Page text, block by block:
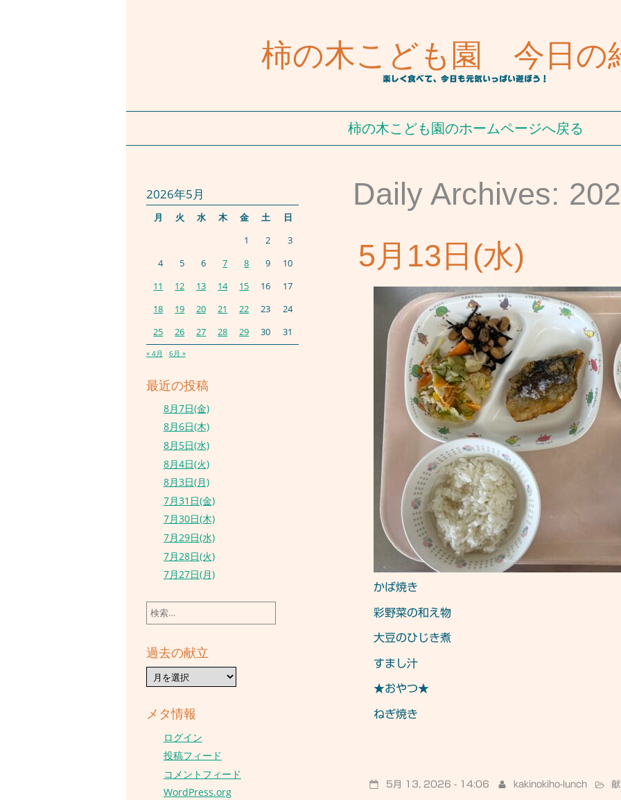
柿の木こども園 今日の
楽しく食べて、今日も元気いっぱい遊ぼう！
柿の木こども園のホームページへ戻る
Daily Archives:
5月13日(水)
かば焼き
彩野菜の和え物
大豆のひじき煮
すまし汁
★おやつ★
ねぎ焼き
5月 13, 2026 - 14:06 kakinokiho-lunch
2026年5月
月 火 水 木 金 土
日
1
2
3
4
5 6 7 8 9
10
11
12 13 14 15 16
17
18
19 20 21 22 23
24
25
26 27 28 29 30 31
« 4月 6月 »
最近の投稿
8月7日(金)
8月6日(木)
8月5日(水)
8月4日(火)
8月3日(月)
7月31日(金)
7月30日(木)
7月29日(水)
7月28日(火)
7月27日(月)
索:
過去の献立
過
立
メタ情報
ログイン
投稿フィード
コメントフィード
WordPress.org